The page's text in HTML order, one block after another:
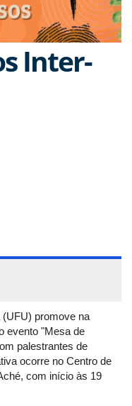
Inter-
(UFU) promove na
evento "Mesa de
palestrantes de
ocorre no Centro de
com início às 19